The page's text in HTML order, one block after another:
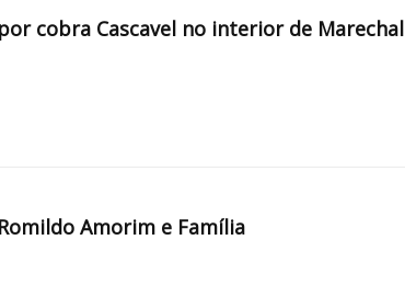
cobra Cascavel no interior de Marechal
Amorim e Família